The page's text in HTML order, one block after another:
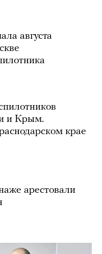
августа
и Крым.
крае
арестовали